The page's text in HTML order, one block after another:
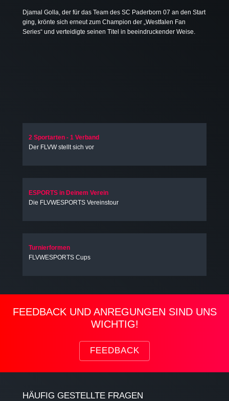
Djamal Golla, der für das Team des SC Paderborn 07 an den Start
ging, krönte sich erneut zum Champion der „Westfalen Fan
Series“ und verteidigte seinen Titel in beeindruckender Weise.
2 Sportarten - 1 Verband
Der FLVW stellt sich vor
ESPORTS in Deinem Verein
Die FLVWESPORTS Vereinstour
Turnierformen
FLVWESPORTS Cups
FEEDBACK UND ANREGUNGEN SIND UNS
WICHTIG!
FEEDBACK
HÄUFIG GESTELLTE FRAGEN